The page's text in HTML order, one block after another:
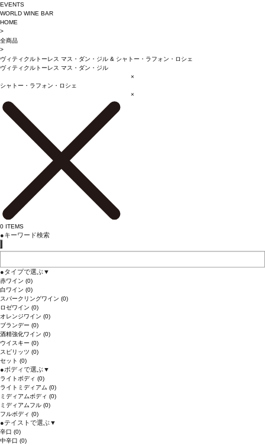
EVENTS
WORLD WINE BAR
HOME
>
全商品
>
ヴィティクルトーレス マス・ダン・ジル& シャトー・ラフォン・ロシェ
ヴィティクルトーレス マス・ダン・ジル
×
シャトー・ラフォン・ロシェ
×
0 ITEMS
●キーワード検索
●タイプで選ぶ▼
赤ワイン (0)
白ワイン (0)
スパークリングワイン (0)
ロゼワイン (0)
オレンジワイン (0)
ブランデー (0)
酒精強化ワイン (0)
ウイスキー (0)
スピリッツ (0)
セット (0)
●ボディで選ぶ▼
ライトボディ (0)
ライトミディアム (0)
ミディアムボディ (0)
ミディアムフル (0)
フルボディ (0)
●テイストで選ぶ▼
辛口 (0)
中辛口 (0)